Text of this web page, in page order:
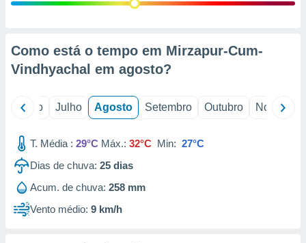
através
estudos
1199
Como está o tempo em Mirzapur-Cum-
Vindhyachal em agosto?
Junho Julho Agosto Setembro Outubro Novembro
T. Média : 29°C Máx.: 32°C Min: 27°C
Dias de chuva: 25 dias
Acum. de chuva: 258 mm
Vento médio: 9 km/h